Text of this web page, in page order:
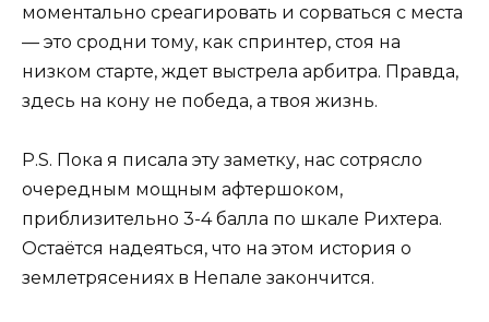
моментально среагировать и сорваться с места
— это сродни тому, как спринтер, стоя на
низком старте, ждет выстрела арбитра. Правда,
здесь на кону не победа, а твоя жизнь.
P.S. Пока я писала эту заметку, нас сотрясло
очередным мощным афтершоком,
приблизительно 3-4 балла по шкале Рихтера.
Остаётся надеяться, что на этом история о
землетрясениях в Непале закончится.